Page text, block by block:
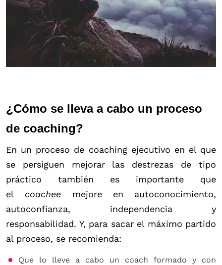
¿Cómo se lleva a cabo un proceso
de coaching?
En un proceso de coaching ejecutivo en el que
se persiguen mejorar las destrezas de tipo
práctico también es importante que
el coachee mejore en autoconocimiento,
autoconfianza, independencia y
responsabilidad. Y, para sacar el máximo partido
al proceso, se recomienda:
Que lo lleve a cabo un coach formado y con